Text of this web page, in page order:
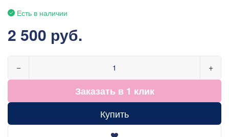
Есть в наличии
2 500 руб.
− +
Заказать в 1 клик
Купить